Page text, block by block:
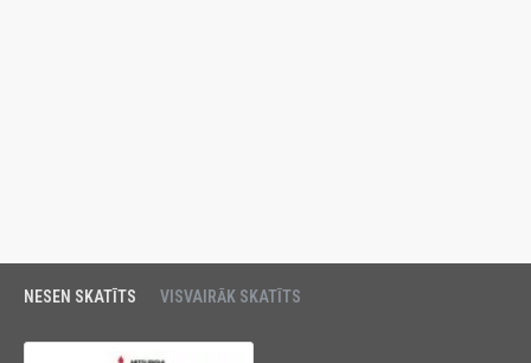
NESEN SKATĪTS VISVAIRĀK SKATĪTS